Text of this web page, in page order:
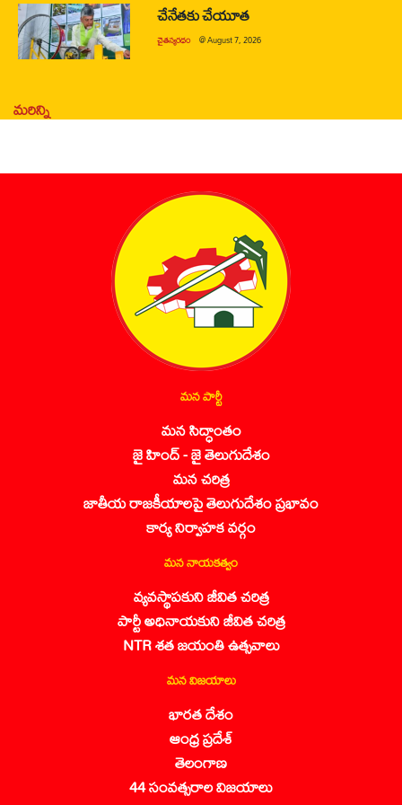
చేనేతకు చేయూత
చైతన్యరధం @August 7, 2026
మరిన్ని
మన పార్టీ
మన సిద్ధాంతం
జై హింద్ - జై తెలుగుదేశం
మన చరిత్ర
జాతీయ రాజకీయాలపై తెలుగుదేశం ప్రభావం
కార్య నిర్వాహక వర్గం
మన నాయకత్వం
వ్యవస్థాపకుని జీవిత చరిత్ర
పార్టీ అధినాయకుని జీవిత చరిత్ర
NTR శత జయంతి ఉత్సవాలు
మన విజయాలు
భారత దేశం
ఆంధ్ర ప్రదేశ్
తెలంగాణ
44 సంవత్సరాల విజయాలు